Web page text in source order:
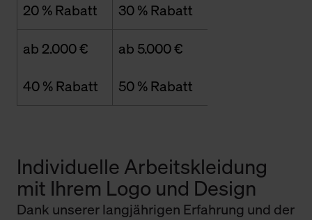
20 % Rabatt
30 % Rabatt
ab 2.000 €
40 % Rabatt
ab 5.000 €
50 % Rabatt
Individuelle Arbeitskleidung
mit Ihrem Logo und Design
Dank unserer langjährigen Erfahrung und der